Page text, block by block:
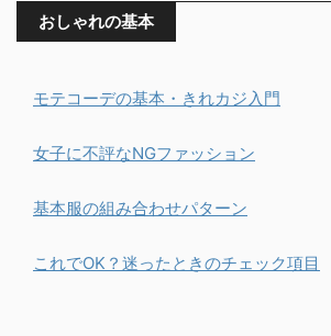
おしゃれの基本
モテコーデの基本・きれカジ入門
女子に不評なNGファッション
基本服の組み合わせパターン
これでOK？迷ったときのチェック項目